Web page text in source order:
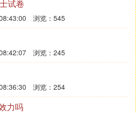
试卷
浏览：545
浏览：245
浏览：254
力吗